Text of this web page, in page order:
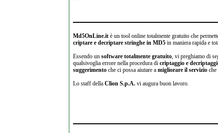
Md5OnLine.itè un tool online totalmente gratuito che
criptare e decriptare stringhe in MD5in maniera rapida e
Essendo un software totalmente gratuito, vi preghiamo di
qualsivoglia errore nella procedura di criptaggio e
suggerimentoche ci possa aiutare a migliorare il servizioche
Lo staff della Clion S.p.A.vi augura buon lavoro.